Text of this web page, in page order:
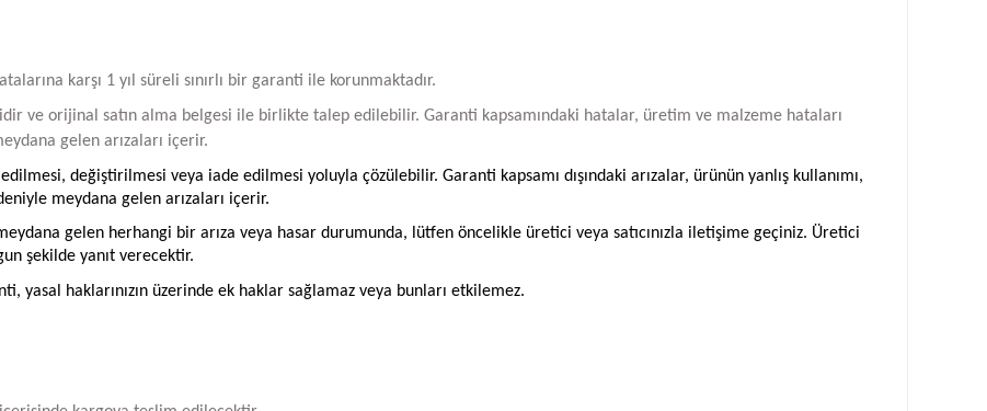
karşı 1 yıl süreli sınırlı bir garanti ile korunmaktadır.
ve orijinal satın alma belgesi ile birlikte talep edilebilir. Garanti kapsamındaki hatalar, üretim ve malzeme hataları
gelen arızaları içerir.
değiştirilmesi veya iade edilmesi yoluyla çözülebilir. Garanti kapsamı dışındaki arızalar, ürünün yanlış kullanımı,
meydana gelen arızaları içerir.
gelen herhangi bir arıza veya hasar durumunda, lütfen öncelikle üretici veya satıcınızla iletişime geçiniz. Üretici
şekilde yanıt verecektir.
yasal haklarınızın üzerinde ek haklar sağlamaz veya bunları etkilemez.